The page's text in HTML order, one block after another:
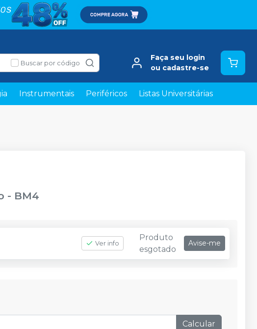
Buscar por código
Faça seu login
ou cadastre-se
Instrumentais Periféricos Listas Universitárias
- BM4
Ver info
Produto
esgotado
Avise-me
Calcular